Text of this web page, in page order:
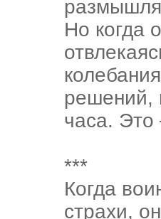
Но когда
решений,
часа.
***
Когда
страхи,